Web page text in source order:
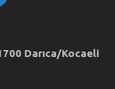
Darıca/Kocaeli